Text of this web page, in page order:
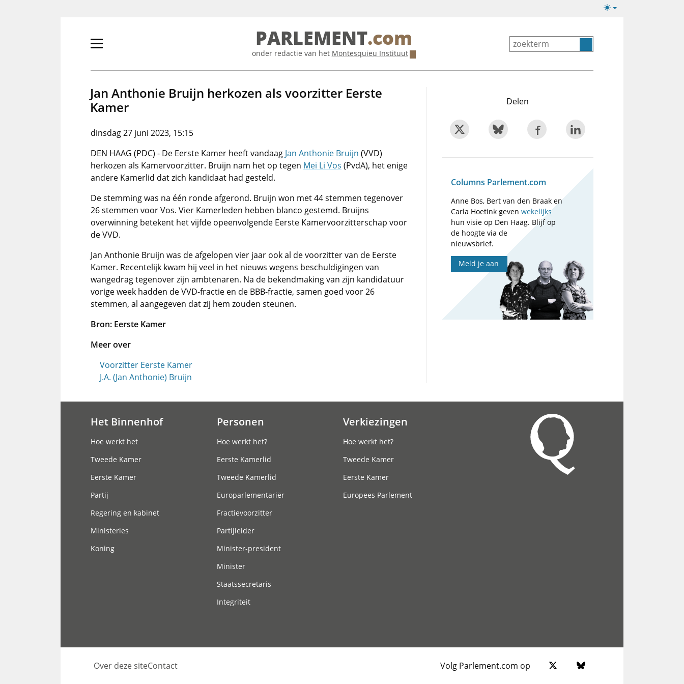
Lichte/donkere
Primair
tonen/verbergen
PARLEMENT.com
onder redactie van het Montesquieu Instituut
Jan Anthonie Bruijn herkozen als voorzitter Eerste
Kamer
dinsdag 27 juni 2023, 15:15
DEN HAAG (PDC) - De Eerste Kamer heeft vandaag Jan Anthonie Bruijn (VVD)
herkozen als Kamervoorzitter. Bruijn nam het op tegen Mei Li Vos (PvdA), het enige
andere Kamerlid dat zich kandidaat had gesteld.
De stemming was na één ronde afgerond. Bruijn won met 44 stemmen tegenover
26 stemmen voor Vos. Vier Kamerleden hebben blanco gestemd. Bruijns
overwinning betekent het vijfde opeenvolgende Eerste Kamervoorzitterschap voor
de VVD.
Jan Anthonie Bruijn was de afgelopen vier jaar ook al de voorzitter van de Eerste
Kamer. Recentelijk kwam hij veel in het nieuws wegens beschuldigingen van
wangedrag tegenover zijn ambtenaren. Na de bekendmaking van zijn kandidatuur
vorige week hadden de VVD-fractie en de BBB-fractie, samen goed voor 26
stemmen, al aangegeven dat zij hem zouden steunen.
Bron: Eerste Kamer
Meer over
Voorzitter Eerste Kamer
J.A. (Jan Anthonie) Bruijn
Delen
Columns Parlement.com
Anne Bos, Bert van den Braak en
Carla Hoetink gevenwekelijks
hun visie op Den Haag. Blijf op
de hoogte via de
nieuwsbrief.
Meld je aan
Het Binnenhof
Hoe werkt het
Tweede Kamer
Eerste Kamer
Partij
Regering en kabinet
Ministeries
Koning
Personen
Hoe werkt het?
Eerste Kamerlid
Tweede Kamerlid
Europarlementariër
Fractievoorzitter
Partijleider
Minister-president
Minister
Staatssecretaris
Integriteit
Verkiezingen
Hoe werkt het?
Tweede Kamer
Eerste Kamer
Europees Parlement
Over deze siteContact Volg Parlement.com op